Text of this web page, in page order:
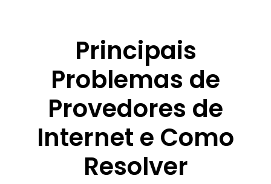
Principais
Problemas de
Provedores de
Internet e Como
Resolver